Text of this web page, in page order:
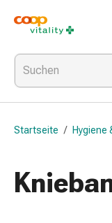
Medikamente
&
Gesundheit
Grippe
&
Erkältung
Startseite / Hygiene